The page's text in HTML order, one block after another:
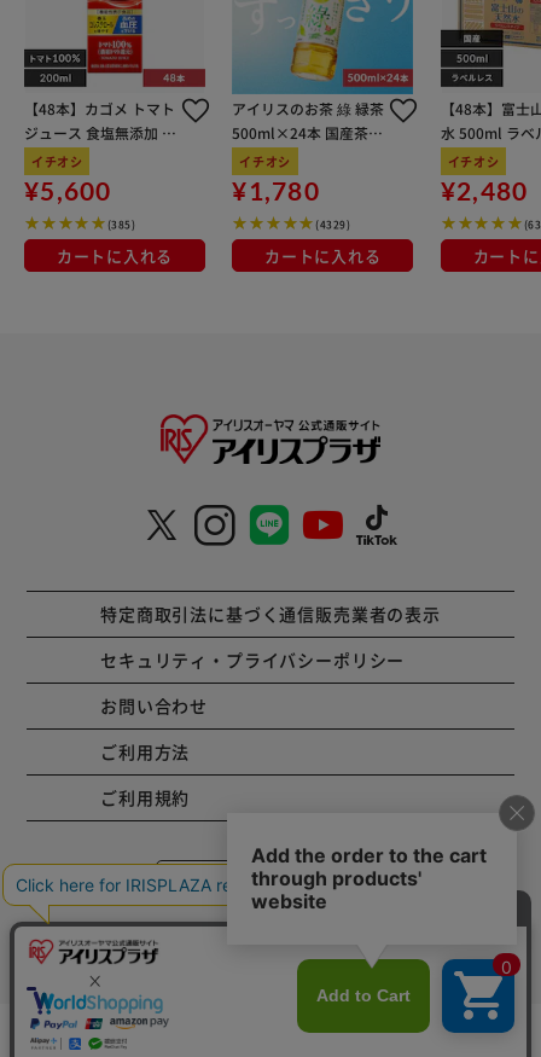
【48本】カゴメ トマト
ジュース 食塩無添加 2
00ml
イチオシ
¥5,600
(385)
カートに入れる
アイリスのお茶 綠 緑茶
500ml×24本 国産茶葉
100％使用
イチオシ
¥1,780
(4329)
カートに入れる
【48本】富士
水 500ml ラベ
イチオシ
¥2,480
カート
特定商取引法に基づく通信販売業者の表示
セキュリティ・プライバシーポリシー
お問い合わせ
ご利用方法
ご利用規約
コーポレートサイト
Copyright © 2001 IRISPLAZA. ALL Rights Reserved.